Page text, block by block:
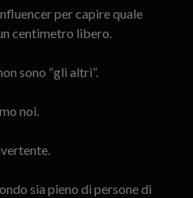
per capire quale
centimetro libero.
sono “gli altri”.
noi.
sia pieno di persone di